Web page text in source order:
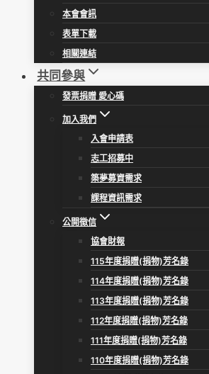
本會會訊
表單下載
相關連結
共同參與
發票捐贈 愛心碼
加入我們
入會申請表
志工招募中
築夢募資需求
課程資訊需求
公開徵信
協會財報
115年度捐贈(捐物)芳名錄
114年度捐贈(捐物)芳名錄
113年度捐贈(捐物)芳名錄
112年度捐贈(捐物)芳名錄
111年度捐贈(捐物)芳名錄
110年度捐贈(捐物)芳名錄